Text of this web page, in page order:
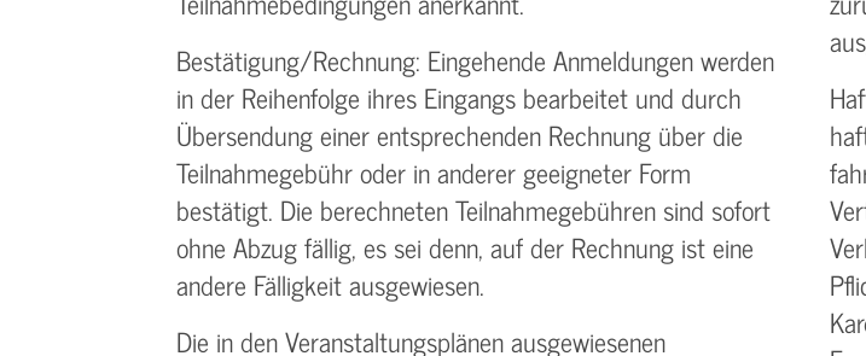
Bestätigung­/Rechnung: Eingehende Anmeldungen werden
in der Reihenfolge ihres Eingangs bearbeitet und durch
Übersendung einer entsprechenden Rechnung über die
Teilnahmegebühr oder in anderer geeigneter Form
bestätigt. Die berechneten Teilnahmegebühren sind sofort
ohne Abzug fällig, es sei denn, auf der Rechnung ist eine
andere Fälligkeit ausgewiesen.
Die in den Veranstaltungsplänen ausgewiesenen